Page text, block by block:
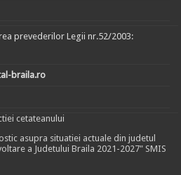
prevederilor Legii nr.52/2003:
braila.ro
cetateanului
asupra situatiei actuale din judetul
a Judetului Braila 2021-2027" SMIS